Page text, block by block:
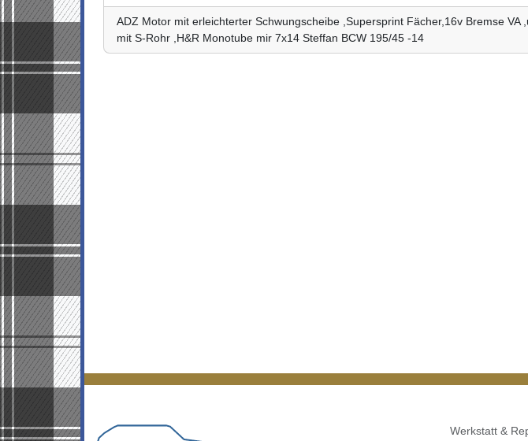
ADZ Motor mit erleichterter Schwungscheibe ,Supersprint Fächer,16v Bremse VA
mit S-Rohr ,H&R Monotube mir 7x14 Steffan BCW 195/45 -14
Werkstatt &